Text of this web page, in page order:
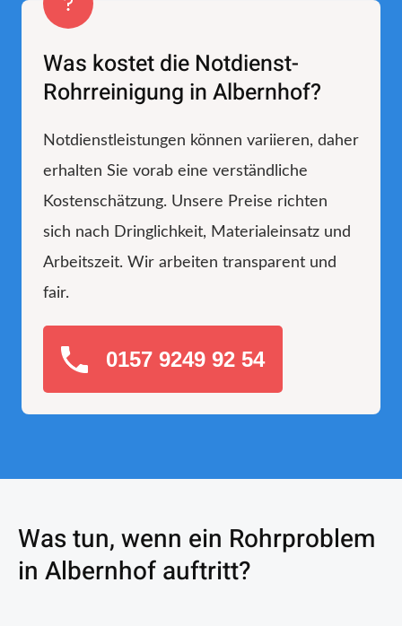
Was kostet die Notdienst-
Rohrreinigung in Albernhof?
Notdienstleistungen können variieren, daher
erhalten Sie vorab eine verständliche
Kostenschätzung. Unsere Preise richten
sich nach Dringlichkeit, Materialeinsatz und
Arbeitszeit. Wir arbeiten transparent und
fair.
0157 9249 92 54
Was tun, wenn ein Rohrproblem
in Albernhof auftritt?